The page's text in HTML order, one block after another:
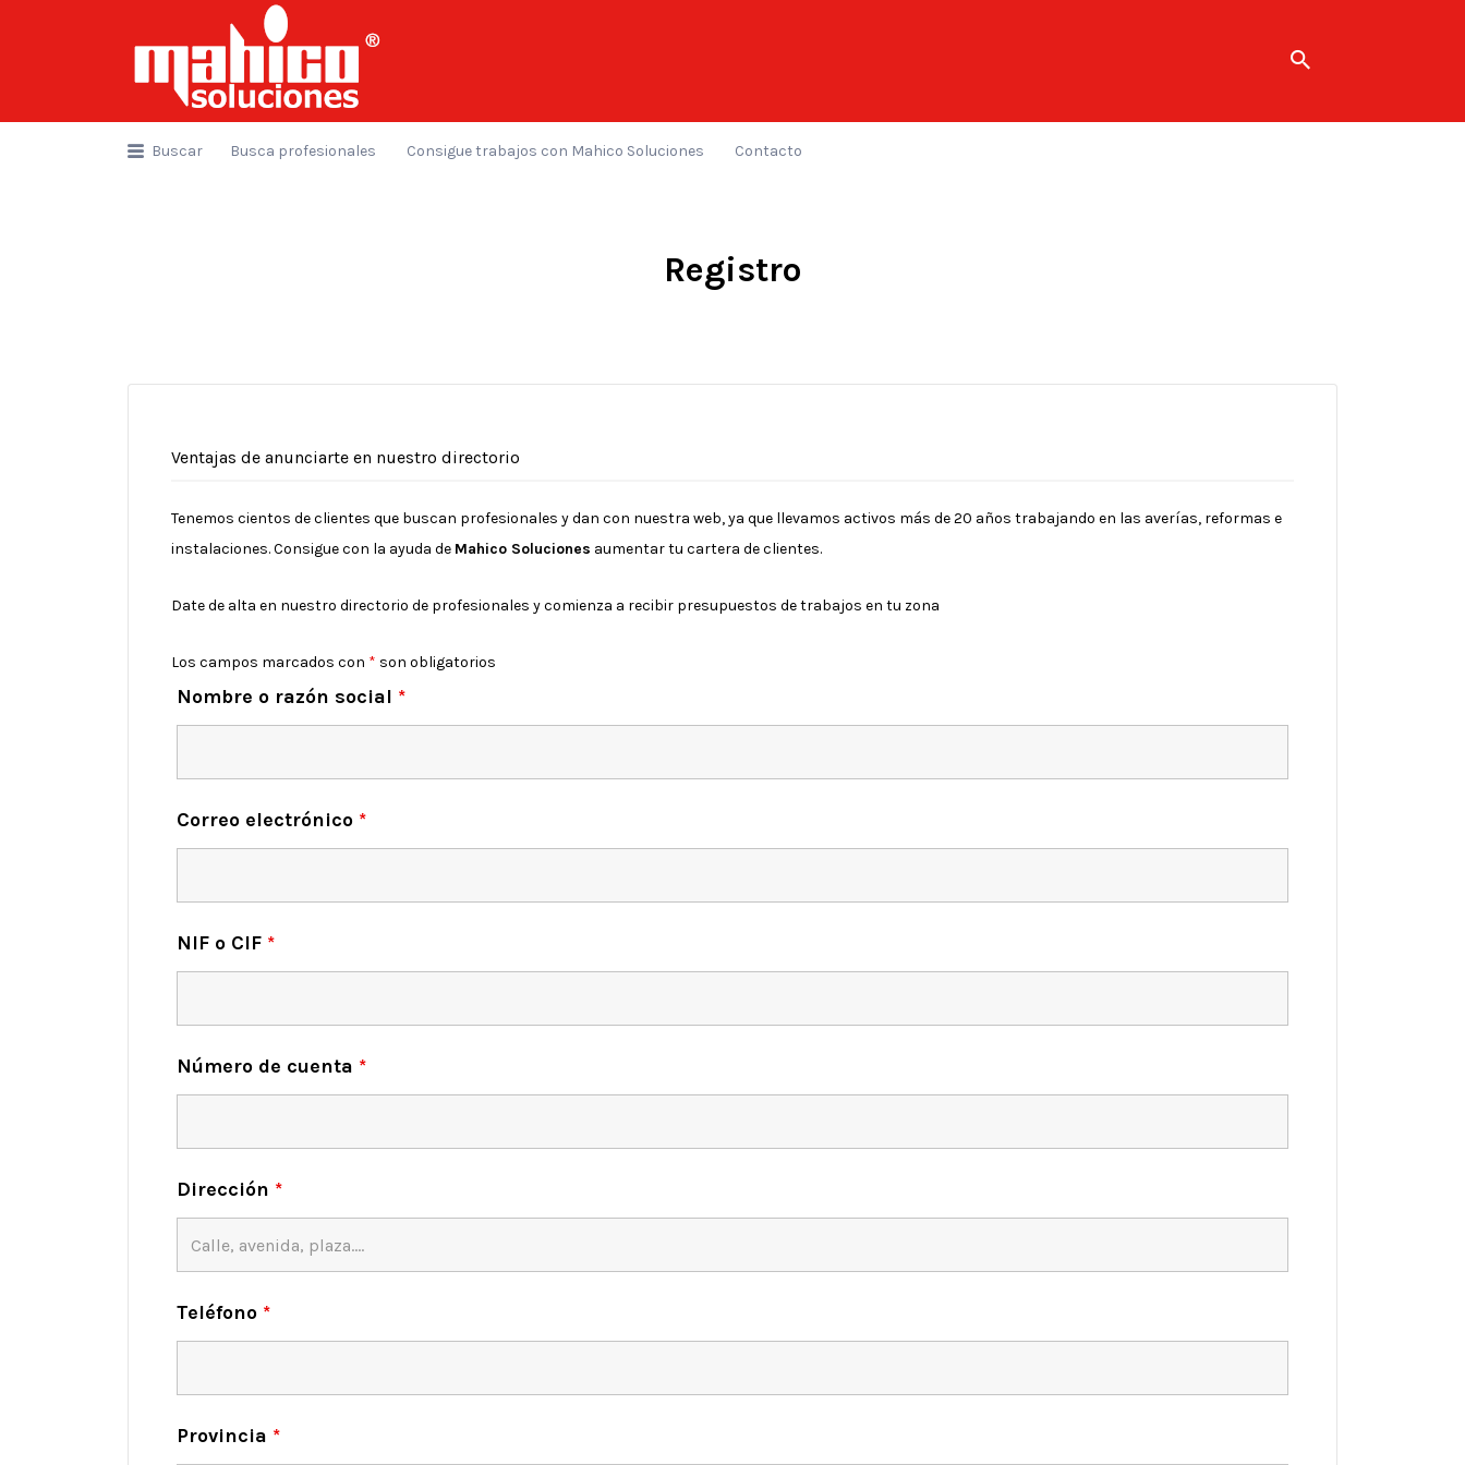
por:
Buscar Busca profesionales Consigue trabajos con Mahico Soluciones Contacto
Registro
Ventajas de anunciarte en nuestro directorio
Tenemos cientos de clientes que buscan profesionales y dan con nuestra web, ya que llevamos activos más de 20 años trabajando en las averías, reformas e
instalaciones. Consigue con la ayuda de Mahico Soluciones aumentar tu cartera de clientes.
Date de alta en nuestro directorio de profesionales y comienza a recibir presupuestos de trabajos en tu zona
Los campos marcados con * son obligatorios
Nombre o razón social *
Correo electrónico *
NIF o CIF *
Número de cuenta *
Dirección *
Teléfono *
Provincia *